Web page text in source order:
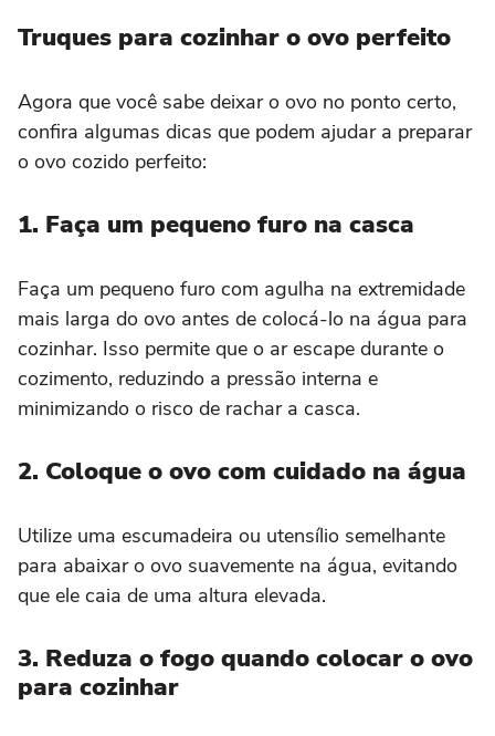
Truques para cozinhar o ovo perfeito
Agora que você sabe deixar o ovo no ponto certo,
confira algumas dicas que podem ajudar a preparar
o ovo cozido perfeito:
1. Faça um pequeno furo na casca
Faça um pequeno furo com agulha na extremidade
mais larga do ovo antes de colocá-lo na água para
cozinhar. Isso permite que o ar escape durante o
cozimento, reduzindo a pressão interna e
minimizando o risco de rachar a casca.
2. Coloque o ovo com cuidado na água
Utilize uma escumadeira ou utensílio semelhante
para abaixar o ovo suavemente na água, evitando
que ele caia de uma altura elevada.
3. Reduza o fogo quando colocar o ovo
para cozinhar